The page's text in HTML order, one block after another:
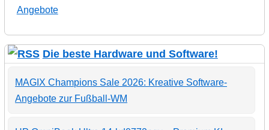
Angebote
Die beste Hardware und Software!
MAGIX Champions Sale 2026: Kreative Software-
Angebote zur Fußball-WM